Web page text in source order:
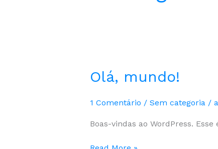
Olá, mundo!
1 Comentário / Sem categoria /
Boas-vindas ao WordPress.
Olá,
mundo!